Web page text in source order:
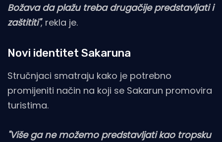
Božava da plažu treba drugačije predstavljati i
zaštititi", rekla je.
Novi identitet Sakaruna
Stručnjaci smatraju kako je potrebno
promijeniti način na koji se Sakarun promovira
turistima.
"Više ga ne možemo predstavljati kao tropsku